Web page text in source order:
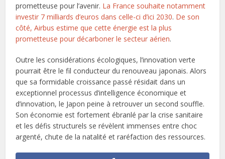
prometteuse pour l’avenir. La France souhaite notamment
investir 7 milliards d’euros dans celle-ci d’ici 2030. De son
côté, Airbus estime que cette énergie est la plus
prometteuse pour décarboner le secteur aérien.
Outre les considérations écologiques, l’innovation verte
pourrait être le fil conducteur du renouveau japonais. Alors
que sa formidable croissance passé résidait dans un
exceptionnel processus d’intelligence économique et
d’innovation, le Japon peine à retrouver un second souffle.
Son économie est fortement ébranlé par la crise sanitaire
et les défis structurels se révèlent immenses entre choc
argenté, chute de la natalité et raréfaction des ressources.